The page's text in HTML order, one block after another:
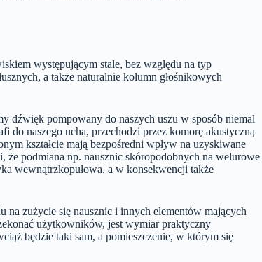
występującym stale, bez względu na typ
a także naturalnie kolumn głośnikowych
dźwięk pompowany do naszych uszu w sposób niemal
do naszego ucha, przechodzi przez komorę akustyczną
kształcie mają bezpośredni wpływ na uzyskiwane
że podmiana np. nausznic skóropodobnych na welurowe
wewnątrzkopułowa, a w konsekwencji także
na zużycie się nausznic i innych elementów mających
użytkowników, jest wymiar praktyczny
będzie taki sam, a pomieszczenie, w którym się